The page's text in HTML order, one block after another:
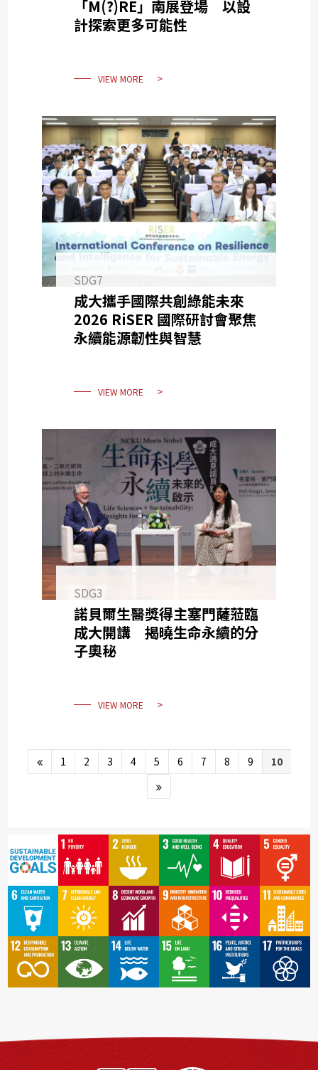
「M(?)RE」南展登場 以設
計探索更多可能性
VIEW MORE
SDG7
成大攜手國際共創綠能未來
2026 RiSER 國際研討會聚焦
永續能源韌性與智慧
VIEW MORE
SDG3
諾貝爾生醫獎得主塞門薩蒞臨
成大開講 揭曉生命永續的分
子奧秘
VIEW MORE
1 2 3 4 5 6 7 8 9 10